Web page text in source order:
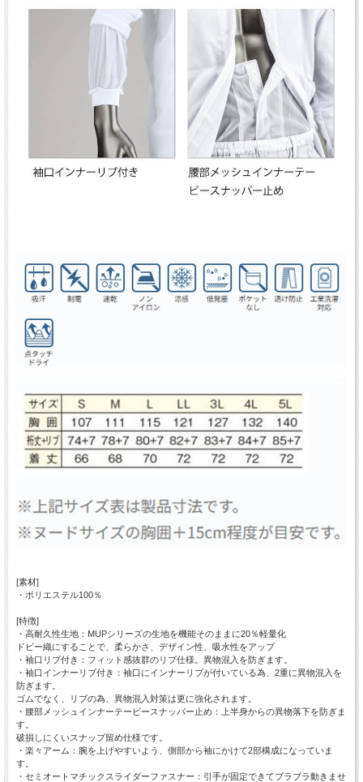
[素材]
・ポリエステル100％
[特徴]
・高耐久性生地：MUPシリーズの生地を機能そのままに20％軽量化
ドビー織にすることで、柔らかさ、デザイン性、吸水性をアップ
・袖口リブ付き：フィット感抜群のリブ仕様。異物混入を防ぎます。
・袖口インナーリブ付き：袖口にインナーリブが付いている為、2重に異物混入を
防ぎます。
ゴムでなく、リブの為、異物混入対策は更に強化されます。
・腰部メッシュインナーテーピースナッパー止め：上半身からの異物落下を防ぎま
す。
破損しにくいスナップ留め仕様です。
・楽々アーム：腕を上げやすいよう、側部から袖にかけて2部構成になっていま
す。
・セミオートマチックスライダーファスナー：引手が固定できてブラブラ動きませ